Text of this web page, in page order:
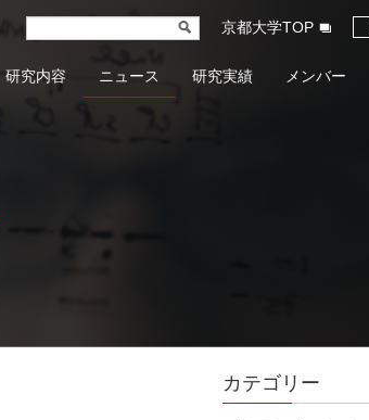
京都大学TOP
研究内容 ニュース 研究実績 メンバー
カテゴリー